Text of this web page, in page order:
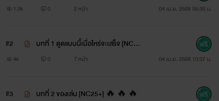
1.9k 0 2 หน้า 04 เม.ย. 2568 06:36 น.
#2
บทที่ 1 ดูดแบบนี้เมื่อไหร่จะเสร็จ [NC30
+] - [7P] 🔥 🔥 🔥
4k 0 7 หน้า 04 เม.ย. 2568 10:37 น.
#3 บทที่ 2 ของเล่น [NC25+] 🔥 🔥 🔥